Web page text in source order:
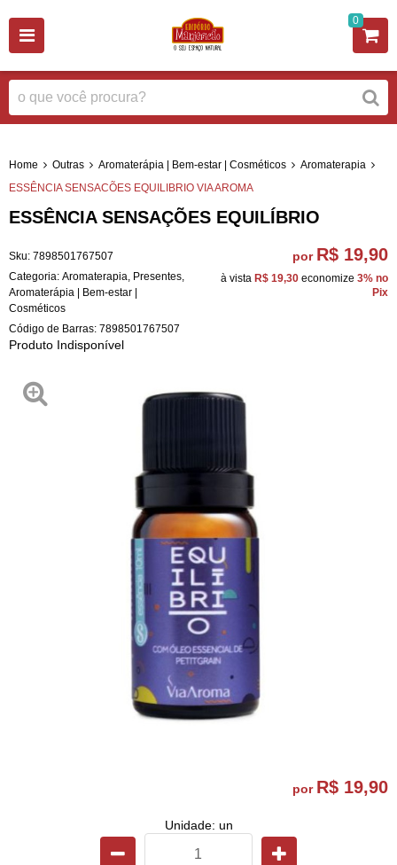
0
Home Outras Aromaterápia | Bem-estar | Cosméticos
Aromaterapia
ESSÊNCIA SENSACÕES EQUILIBRIO VIA AROMA
ESSÊNCIA SENSAÇÕES EQUILÍBRIO
Sku: 7898501767507
Categoria: Aromaterapia Presentes
Aromaterápia | Bem-estar |
Cosméticos
Código de Barras: 7898501767507
Produto Indisponível
por R$ 19,90
à vista R$ 19,30 economize 3% no
Pix
por R$ 19,90
Unidade: un